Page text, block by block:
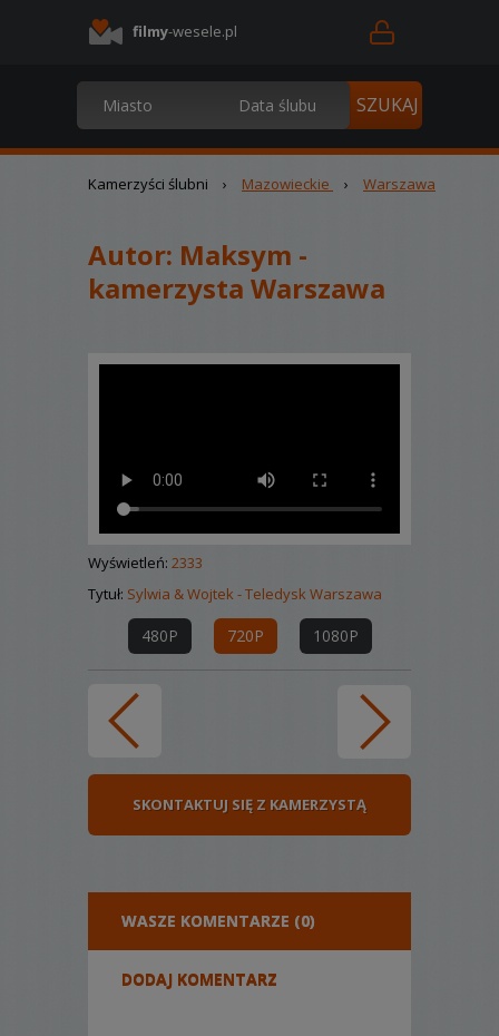
filmy-wesele.pl
Kamerzyści ślubni › Mazowieckie › Warszawa
Autor: Maksym -
kamerzysta Warszawa
Wyświetleń: 2333
Tytuł: Sylwia & Wojtek - Teledysk Warszawa
480P 720P 1080P
SKONTAKTUJ SIĘ Z KAMERZYSTĄ
WASZE KOMENTARZE (0)
DODAJ KOMENTARZ